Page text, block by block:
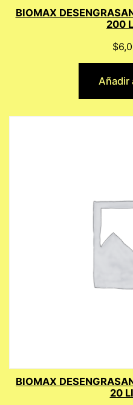
BIOMAX
200
$
Añadir
BIOMAX
20